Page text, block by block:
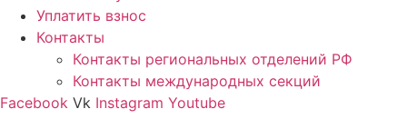
Уплатить взнос
Контакты
Контакты региональных отделений РФ
Контакты международных секций
Facebook Vk Instagram Youtube